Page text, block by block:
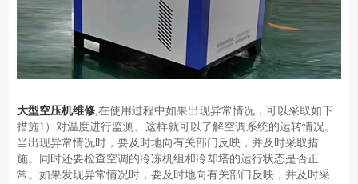
大型空压机维修,在使用过程中如果出现异常情况，可以采取如下
措施1）对温度进行监测。这样就可以了解空调系统的运转情况。
当出现异常情况时，要及时地向有关部门反映，并及时采取措
施。同时还要检查空调的冷冻机组和冷却塔的运行状态是否正
常。如果发现异常情况时，要及时地向有关部门反映，并及时采